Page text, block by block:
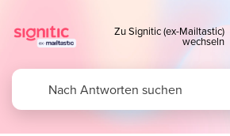
Zu Signitic (ex-Mailtastic)
wechseln